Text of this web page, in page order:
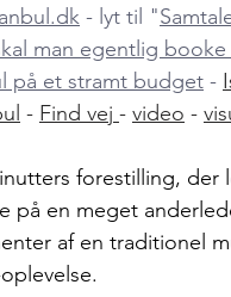
- lyt til "
man egentlig
på et stramt budget -
- Find vej - video -
forestilling, der
på en meget
af en traditionel